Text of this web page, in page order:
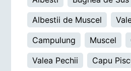
Albestii de Muscel
Campulung
Muscel
Valea Pechii
Capu